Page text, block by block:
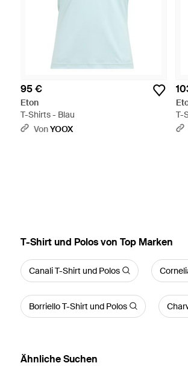
95 €
Eton
T-Shirts - Blau
VonYOOX
T-
T-Shirt und Polos von Top Marken
Canali T-Shirt und Polos
Borriello T-Shirt und Polos
Ähnliche Suchen